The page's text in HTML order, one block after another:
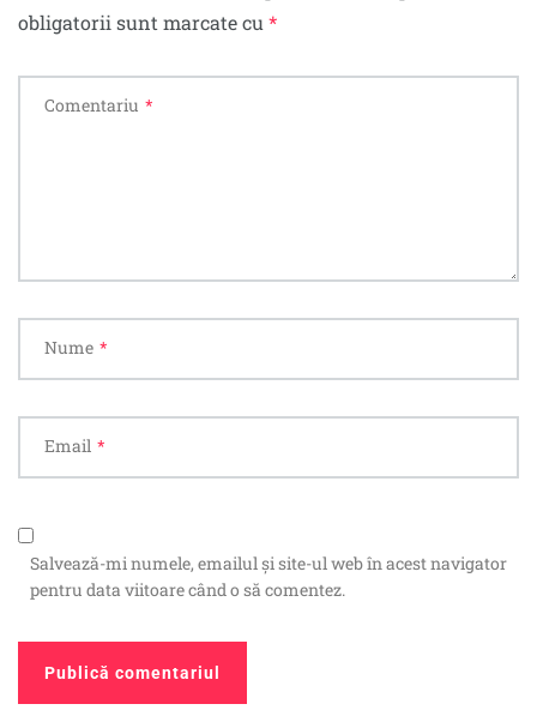
obligatorii sunt marcate cu *
Comentariu *
Nume *
Email *
Salvează-mi numele, emailul și site-ul web în acest navigator
pentru data viitoare când o să comentez.